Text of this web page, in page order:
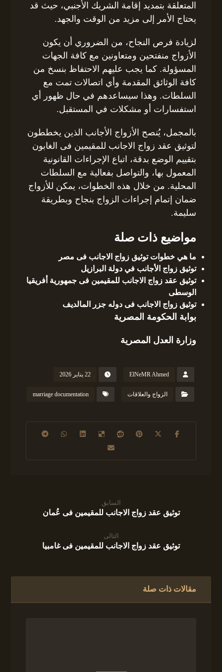
المتعلقة بتمديد إقامة الشريك الأجنبي، حيث قد
يحتاج الأمر إلى مزيد من الوقت والجهد.
لزيادة فرص النجاح، من الضروري أن يكون
الأزواج منفتحين ومتعاونين مع كافة الجهات
المسؤولة. كما يجب عليهم الاحتفاظ بنسخ من
كافة الوثائق المقدمة وأي اتصالات تمت مع
السلطات. وهذا سيساعدهم في حال ظهور أي
استفسارات أو مشكلات في المستقبل.
بالمجمل، يُنصح الأزواج الأجانب الذين يخططون
لتوثيق عقد زواج الاجانب للمقيمين فى الغابون
بتقييم الوضع بدقة، اتباع الإجراءات القانونية
المعمول بها، والتواصل بفعالية مع السلطات
المحلية. من خلال هذه الخطوات، يمكن للأزواج
ضمان إتمام إجراءات الزواج بنجاح وبطريقة
سليمة.
مواضيع ذات صلة
ما هي خطوات توثيق زواج الاجانب فى مصر
توثيق زواج الأجانب في دولة البرازيل
توثيق عقد زواج الاجانب للمقيمين فى جمهورية أفريقيا
الوسطى
توثيق زواج الاجانب فى دوله جزر المالديف
بوابة الحكومة المصرية
وزارة العدل المصرية
ElNeMR Ahmed 22 يناير 2026
الزواج والعلاقات marriage documentation
السابق
توثيق عقد زواج الاجانب للمقيمين فى عُمان
التالى
توثيق عقد زواج الاجانب للمقيمين فى غامبيا
مقالات ذات صلة